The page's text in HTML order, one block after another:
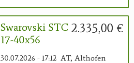
2.335,00 €
Swarovski STC
17-40x56
30.07.2026 - 17:12 AT, Althofen